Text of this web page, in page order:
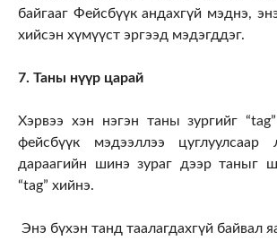
байгааг Фейсбүүк андахгүй мэднэ,
хийсэн хүмүүст эргээд мэдэгддэг.
7. Таны нүүр царай
Хэрвээ хэн нэгэн таны зургийг
фейсбүүк мэдээллээ
дараагийн шинэ зураг дээр таныг
“tag” хийнэ.
Энэ бүхэн танд таалагдахгүй байвал